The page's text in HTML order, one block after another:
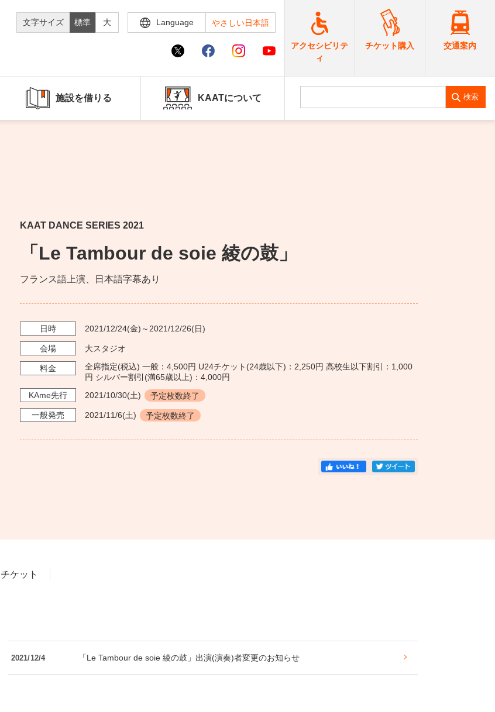
文字サイズ 標準 大 Language やさしい日本語
アクセシビリテ
ィ
チケット購入 交通案内
施設を借りる KAATについて 検索
KAAT DANCE SERIES 2021
「Le Tambour de soie 綾の鼓」
フランス語上演、日本語字幕あり
日時 2021/12/24(金)～2021/12/26(日)
会場 大スタジオ
料金
全席指定(税込) 一般：4,500円 U24チケット(24歳以下)：2,250円 高校生以下割引：1,000
円 シルバー割引(満65歳以上)：4,000円
KAme先行 2021/10/30(土) 予定枚数終了
一般発売 2021/11/6(土) 予定枚数終了
チケット
2021/12/4 「Le Tambour de soie 綾の鼓」出演(演奏)者変更のお知らせ